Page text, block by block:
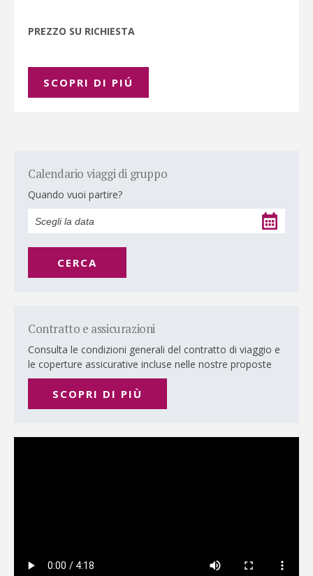
PREZZO SU RICHIESTA
SCOPRI DI PIÚ
Calendario viaggi di gruppo
Quando vuoi partire?
CERCA
Contratto e assicurazioni
Consulta le condizioni generali del contratto di viaggio e
le coperture assicurative incluse nelle nostre proposte
SCOPRI DI PIÙ